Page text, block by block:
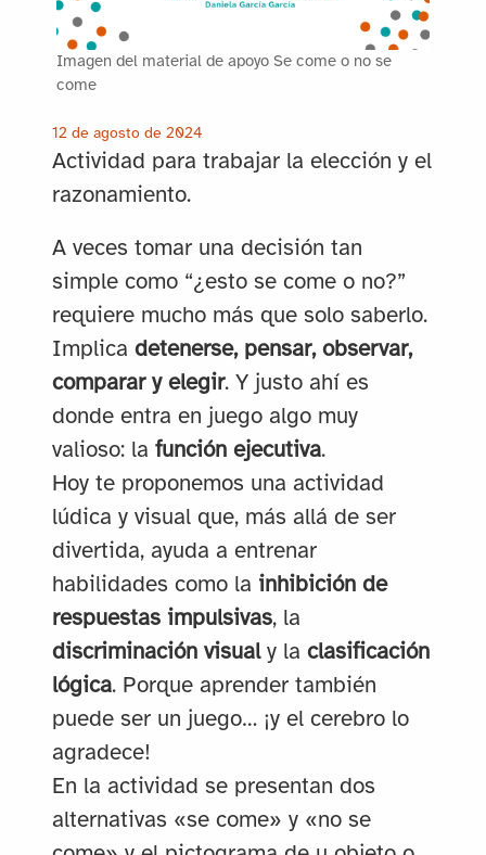
Imagen del material de apoyo Se come o no se
come
12 de agosto de 2024
Actividad para trabajar la elección y el
razonamiento.
A veces tomar una decisión tan
simple como “¿esto se come o no?”
requiere mucho más que solo saberlo.
Implica detenerse, pensar, observar,
comparar y elegir. Y justo ahí es
donde entra en juego algo muy
valioso: la función ejecutiva.
Hoy te proponemos una actividad
lúdica y visual que, más allá de ser
divertida, ayuda a entrenar
habilidades como la inhibición de
respuestas impulsivas, la
discriminación visualy la clasificación
lógica. Porque aprender también
puede ser un juego… ¡y el cerebro lo
agradece!
En la actividad se presentan dos
alternativas «se come» y «no se